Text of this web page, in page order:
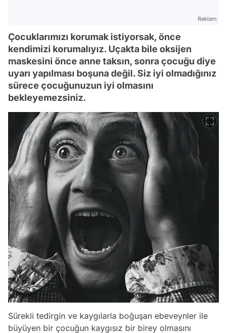
Reklam
Çocuklarımızı korumak istiyorsak, önce
kendimizi korumalıyız. Uçakta bile oksijen
maskesini önce anne taksın, sonra çocuğu diye
uyarı yapılması boşuna değil. Siz iyi olmadığınız
sürece çocuğunuzun iyi olmasını
bekleyemezsiniz.
Sürekli tedirgin ve kaygılarla boğuşan ebeveynler ile
büyüyen bir çocuğun kaygısız bir birey olmasını